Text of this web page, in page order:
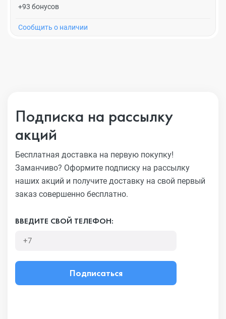
+93 бонусов
Cообщить о наличии
Подписка на рассылку
акций
Бесплатная доставка на первую покупку!
Заманчиво? Оформите подписку на рассылку
наших акций и получите доставку на свой первый
заказ совершенно бесплатно.
ВВЕДИТЕ СВОЙ ТЕЛЕФОН:
Подписаться